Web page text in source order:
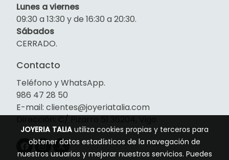
Lunes a viernes
09:30 a 13:30 y de 16:30 a 20:30.
Sábados
CERRADO.
Contacto
Teléfono y WhatsApp.
986 47 28 50
E-mail: clientes@joyeriatalia.com
JOYERIA TALIA utiliza cookies propias y terceros para
obtener datos estadísticos de la navegación de
nuestros usuarios y mejorar nuestros servicios. Puedes